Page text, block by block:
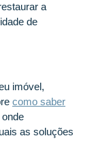
a
de
imóvel,
como saber
onde
as soluções